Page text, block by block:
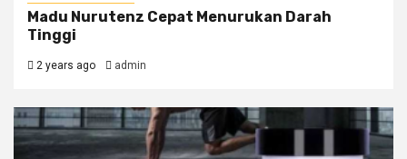
Madu Nurutenz Cepat Menurukan Darah
Tinggi
2 years ago admin